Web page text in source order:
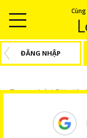
ĐĂNG NHẬP
Trang chủ/Bài viết
BÀI VIẾT